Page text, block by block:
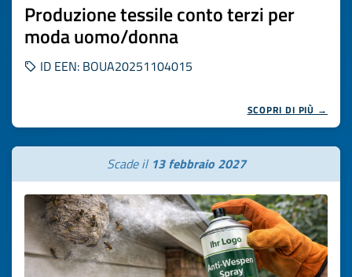
Produzione tessile conto terzi per
moda uomo/donna
ID EEN: BOUA20251104015
SCOPRI DI PIÙ →
Scade il 13 febbraio 2027